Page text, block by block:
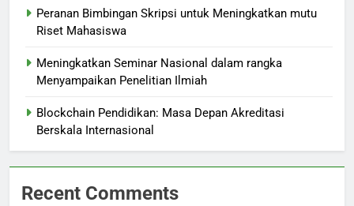
Peranan Bimbingan Skripsi untuk Meningkatkan mutu
Riset Mahasiswa
Meningkatkan Seminar Nasional dalam rangka
Menyampaikan Penelitian Ilmiah
Blockchain Pendidikan: Masa Depan Akreditasi
Berskala Internasional
Recent Comments